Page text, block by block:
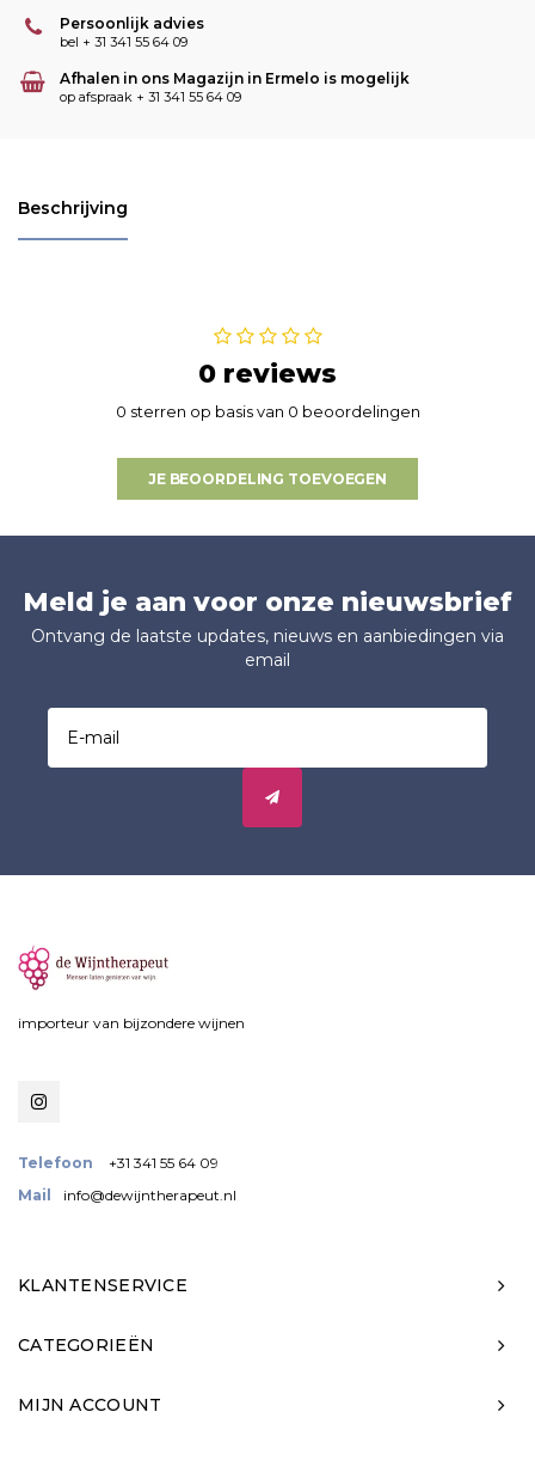
Persoonlijk advies
bel + 31 341 55 64 09
Afhalen in ons Magazijn in Ermelo is mogelijk
op afspraak + 31 341 55 64 09
Beschrijving
0 reviews
0 sterren op basis van 0 beoordelingen
JE BEOORDELING TOEVOEGEN
Meld je aan voor onze nieuwsbrief
Ontvang de laatste updates, nieuws en aanbiedingen via
email
importeur van bijzondere wijnen
Telefoon
+31 341 55 64 09
Mail
info@dewijntherapeut.nl
KLANTENSERVICE
CATEGORIEËN
MIJN ACCOUNT